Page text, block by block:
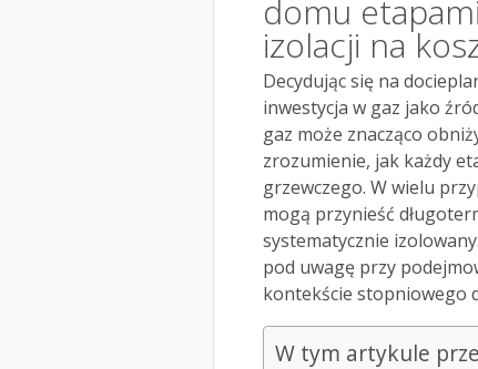
domu
izolacji na
Decydując się na
inwestycja w gaz jako
gaz może znacząco
zrozumienie, jak każdy
grzewczego. W wielu
mogą przynieść
systematycznie
pod uwagę przy
kontekście stopniowego
W tym artykule